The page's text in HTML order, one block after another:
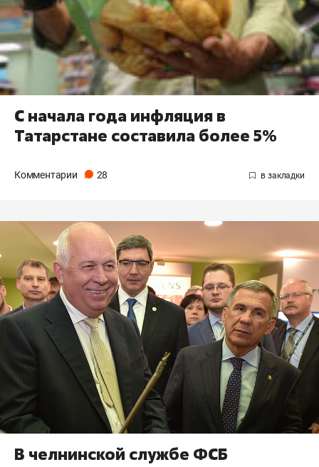
С начала года инфляция в
Татарстане составила более 5%
Комментарии 28
В челнинской службе ФСБ